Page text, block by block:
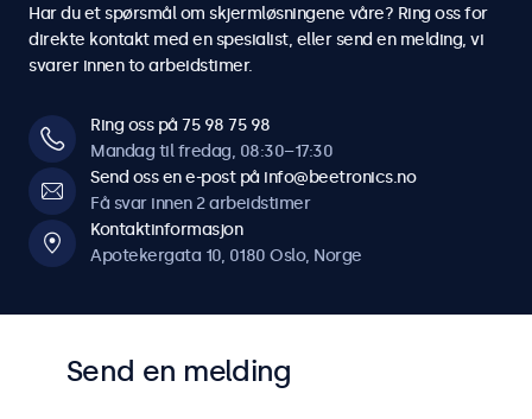
Har du et spørsmål om skjermløsningene våre? Ring oss for
direkte kontakt med en spesialist, eller send en melding, vi
svarer innen to arbeidstimer.
Ring oss på 75 98 75 98
Mandag til fredag, 08:30–17:30
Send oss en e-post på info@beetronics.no
Få svar innen 2 arbeidstimer
Kontaktinformasjon
Apotekergata 10, 0180 Oslo, Norge
Send en melding